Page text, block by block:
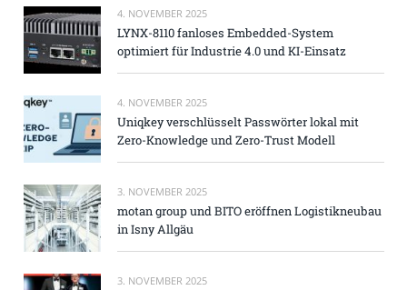
4. NOVEMBER 2025
LYNX-8110 fanloses Embedded-System
optimiert für Industrie 4.0 und KI-Einsatz
4. NOVEMBER 2025
Uniqkey verschlüsselt Passwörter lokal mit
Zero-Knowledge und Zero-Trust Modell
3. NOVEMBER 2025
motan group und BITO eröffnen Logistikneubau
in Isny Allgäu
3. NOVEMBER 2025